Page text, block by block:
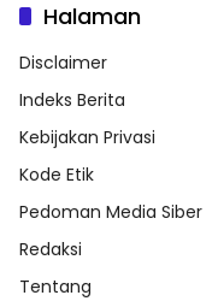
Halaman
Disclaimer
Indeks Berita
Kebijakan Privasi
Kode Etik
Pedoman Media Siber
Redaksi
Tentang